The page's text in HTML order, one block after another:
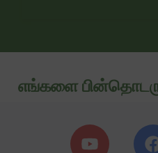
எங்களை